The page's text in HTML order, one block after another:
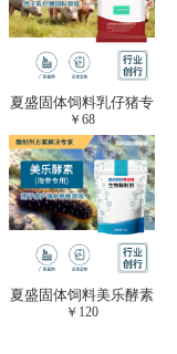
夏盛固体饲料乳仔猪专
用复合酶SFG-0932
￥68
夏盛固体饲料美乐酵素
(水产海参海胆专
￥ 120